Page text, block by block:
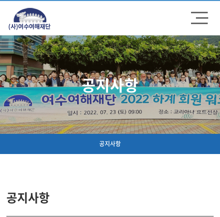
주메뉴 바로가기
컨텐츠 바로가기
공지사항
공지사항
공지사항